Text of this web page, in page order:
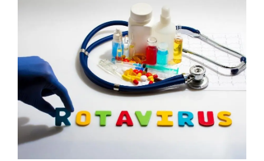
Blog
İletişim
Online İşlemler